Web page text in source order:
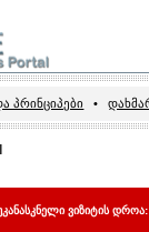
პრინციპები •
ვიზიტის დროა: